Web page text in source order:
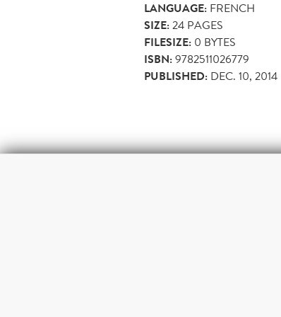
LANGUAGE: FRENCH
SIZE:24 PAGES
FILESIZE: 0 BYTES
ISBN:9782511026779
PUBLISHED: DEC. 10, 2014